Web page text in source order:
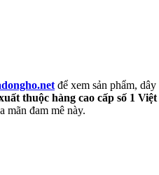
để xem sản phẩm,
thuộc hàng cao cấp số 1
mãn đam mê này.